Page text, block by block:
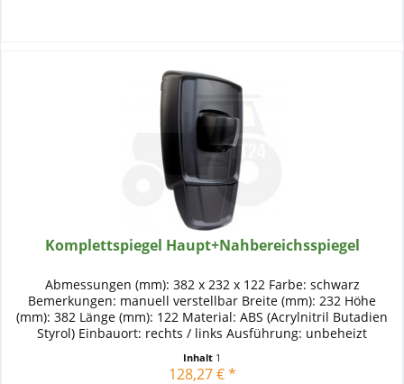
Komplettspiegel Haupt+Nahbereichsspiegel
Abmessungen (mm): 382 x 232 x 122 Farbe: schwarz
Bemerkungen: manuell verstellbar Breite (mm): 232 Höhe
(mm): 382 Länge (mm): 122 Material: ABS (Acrylnitril Butadien
Styrol) Einbauort: rechts / links Ausführung: unbeheizt
Inhalt 1
128,27 € *